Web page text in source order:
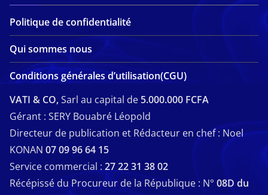
Politique de confidentialité
Qui sommes nous
Conditions générales d’utilisation(CGU)
VATI & CO,Sarl au capital de 5.000.000 FCFA
Gérant : SERY Bouabré Léopold
Directeur de publication et Rédacteur en chef : Noel
KONAN 07 09 96 64 15
Service commercial :27 22 31 38 02
Récépissé du Procureur de la République : N° 08D du